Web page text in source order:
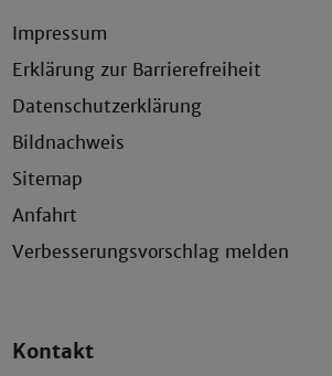
Impressum
Erklärung zur Barrierefreiheit
Datenschutzerklärung
Bildnachweis
Sitemap
Anfahrt
Verbesserungsvorschlag melden
Kontakt